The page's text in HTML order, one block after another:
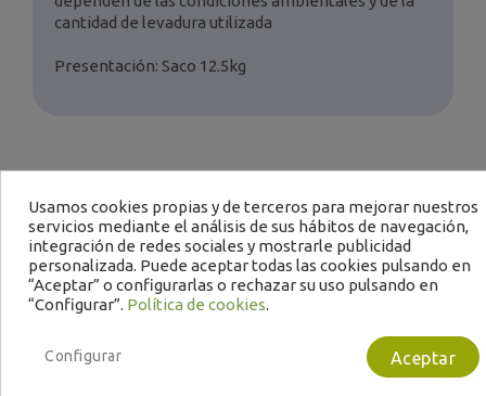
cantidad de levadura utilizada
Presentación: Saco 12.5kg
Te puede interesar
Usamos cookies propias y de terceros para mejorar nuestros
servicios mediante el análisis de sus hábitos de navegación,
integración de redes sociales y mostrarle publicidad
personalizada. Puede aceptar todas las cookies pulsando en
“Aceptar” o configurarlas o rechazar su uso pulsando en
“Configurar”. Política de cookies.
Aceptar
Configurar